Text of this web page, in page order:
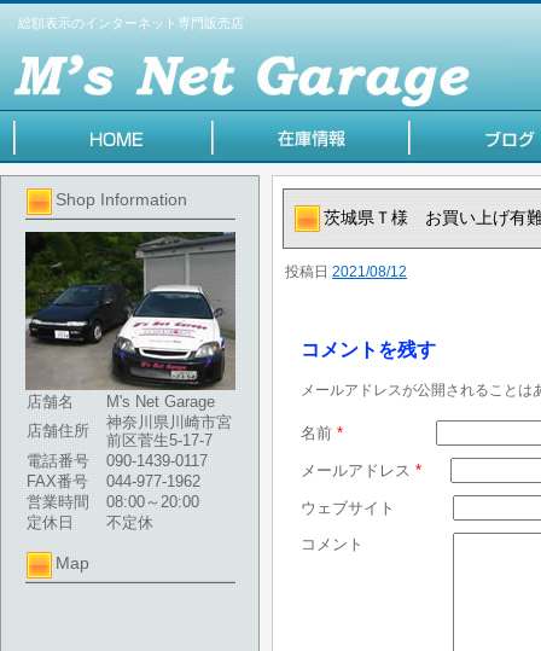
総額表示のインターネット専門販売店
Shop Information
店舗名
M's Net Garage
店舗住所
神奈川県川崎市宮
前区菅生5-17-7
電話番号
090-1439-0117
FAX番号
044-977-1962
営業時間
08:00～20:00
定休日
不定休
Map
茨城県Ｔ様 お買い上げ有
投稿日 2021/08/12
コメントを残す
メールアドレスが公開されることは
名前 *
メールアドレス *
ウェブサイト
コメント